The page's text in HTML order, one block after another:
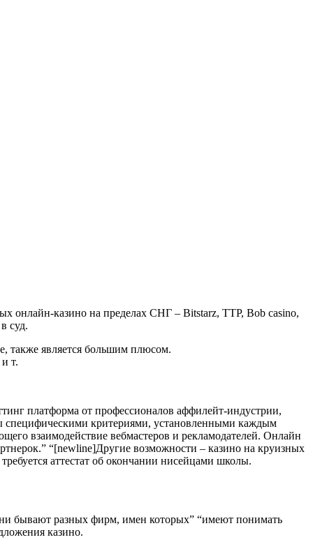
онлайн-казино на пределах СНГ – Bitstarz, ТТР, Bob casino,
суд.
также является большим плюсом.
т.
платформа от профессионалов аффилейт-индустрии,
специфическими критериями, установленными каждым
взаимодействие вебмастеров и рекламодателей. Онлайн
“[newline]Другие возможности – казино на круизных
аттестат об окончании нисейцами школы.
бывают разных фирм, имен которых” “имеют понимать
казино.